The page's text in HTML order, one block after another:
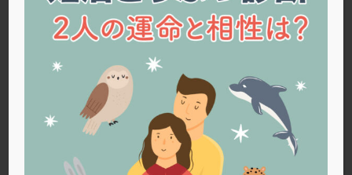
セント・ルカ産婦人科
FTカテーテル
hCG IMSI
L-カルニチン
LH
LUF MD-TESE MRワクチン
MTHFR
NIPT
NK活性 NK細胞
PCOS PCOS，妊活クイズ
PCPS
PFC-FD療法
PGT-A PICSI
PPOS法
SEET法 SLE
TESE
Th検査
TORIO検査 TRIO検査